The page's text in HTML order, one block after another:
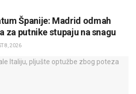
Španije: Madrid odmah
za putnike stupaju na snagu
8, 2026